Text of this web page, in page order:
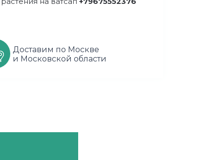
Доставим по Москве
и Московской области